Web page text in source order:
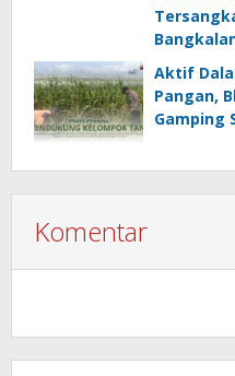
Aktif
Pangan,
Gamping
Komentar